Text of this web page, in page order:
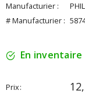
Manufacturier :
# Manufacturier :
En inventaire
Prix